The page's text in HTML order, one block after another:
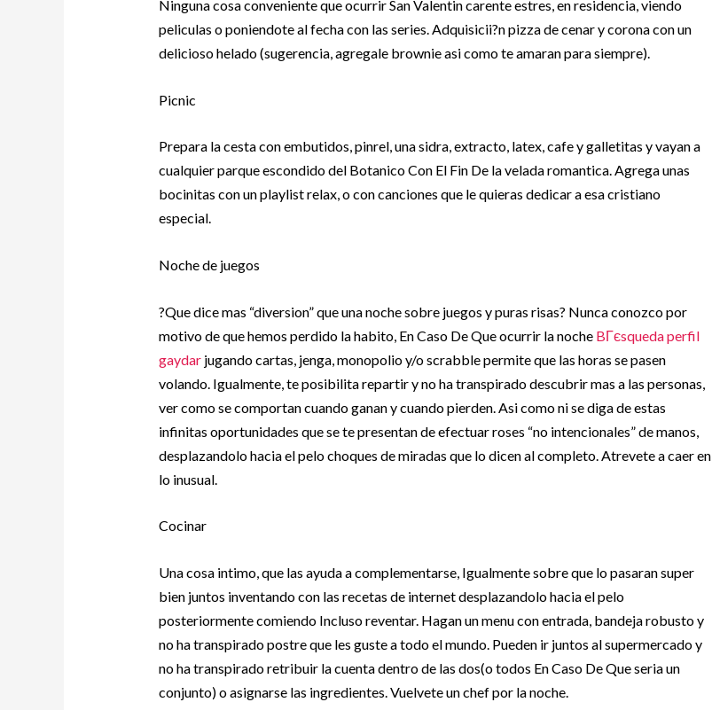
Ninguna cosa conveniente que ocurrir San Valentin carente estres, en residencia, viendo
peliculas o poniendote al fecha con las series. Adquisicii?n pizza de cenar y corona con un
delicioso helado (sugerencia, agregale brownie asi­ como te amaran para siempre).
Picnic
Prepara la cesta con embutidos, pinrel, una sidra, extracto, latex, cafe y galletitas y vayan a
cualquier parque escondido del Botanico Con El Fin De la velada romantica. Agrega unas
bocinitas con un playlist relax, o con canciones que le quieras dedicar a esa cristiano
especial.
Noche de juegos
?Que dice mas “diversion” que una noche sobre juegos y puras risas? Nunca conozco por
motivo de que hemos perdido la habito, En Caso De Que ocurrir la noche BГєsqueda perfil
gaydarjugando cartas, jenga, monopolio y/o scrabble permite que las horas se pasen
volando. Igualmente, te posibilita repartir y no ha transpirado descubrir mas a las personas,
ver como se comportan cuando ganan y cuando pierden. Asi­ como ni se diga de estas
infinitas oportunidades que se te presentan de efectuar roses “no intencionales” de manos,
desplazandolo hacia el pelo choques de miradas que lo dicen al completo. Atrevete a caer en
lo inusual.
Cocinar
Una cosa intimo, que las ayuda a complementarse, Igualmente sobre que lo pasaran super
bien juntos inventando con las recetas de internet desplazandolo hacia el pelo
posteriormente comiendo Incluso reventar. Hagan un menu con entrada, bandeja robusto y
no ha transpirado postre que les guste a todo el mundo. Pueden ir juntos al supermercado y
no ha transpirado retribuir la cuenta dentro de las dos(o todos En Caso De Que seri­a un
conjunto) o asignarse las ingredientes. Vuelvete un chef por la noche.